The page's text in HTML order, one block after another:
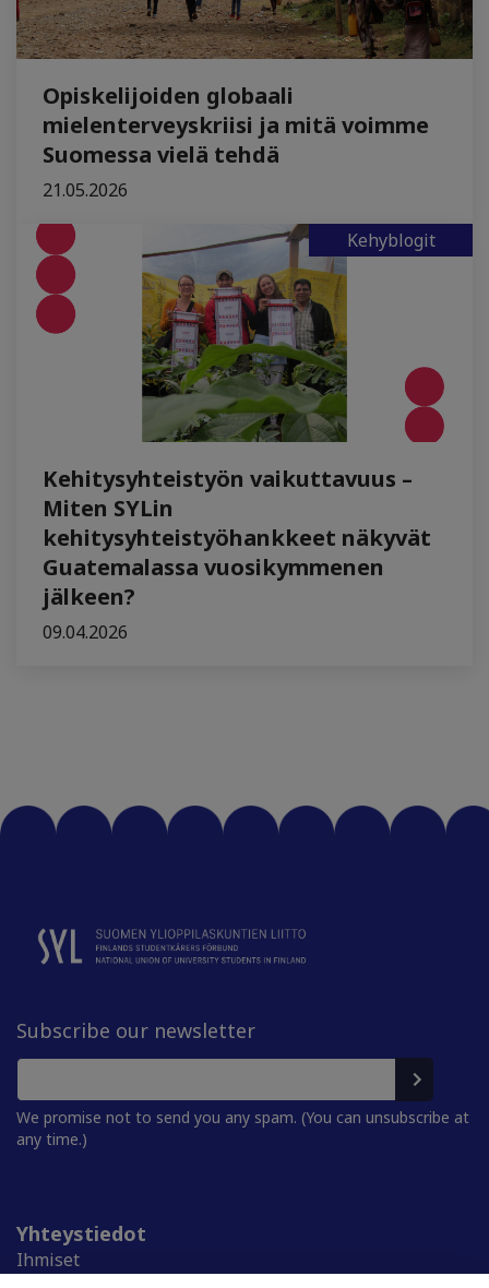
Opiskelijoiden globaali
mielenterveyskriisi ja mitä voimme
Suomessa vielä tehdä
21.05.2026
Kehyblogit
Kehitysyhteistyön vaikuttavuus –
Miten SYLin
kehitysyhteistyöhankkeet näkyvät
Guatemalassa vuosikymmenen
jälkeen?
09.04.2026
Subscribe our newsletter
We promise not to send you any spam. (You can unsubscribe at
any time.)
Yhteystiedot
Ihmiset